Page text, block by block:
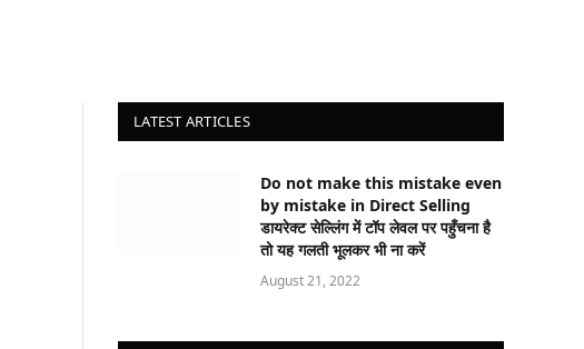
LATEST ARTICLES
Do not make this mistake even
by mistake in Direct Selling
डायरेक्ट सेल्लिंग में टॉप लेवल पर पहुँचना है
तो यह गलती भूलकर भी ना करें
August 21, 2022